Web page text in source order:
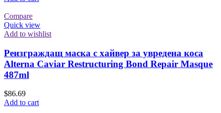
Compare
Quick view
Add to wishlist
Реизграждащ маска с хайвер за увредена коса
Alterna Caviar Restructuring Bond Repair Masque
487ml
$86.69
Add to cart